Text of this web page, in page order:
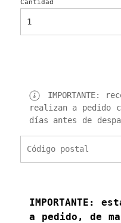
Cantidad
IMPORTANTE:
realizan a pedido
días antes de
Calculá el costo de
IMPORTANTE:
a pedido, de